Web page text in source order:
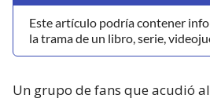
Este artículo podría contener
la trama de un libro, serie,
Un grupo de fans que acudió